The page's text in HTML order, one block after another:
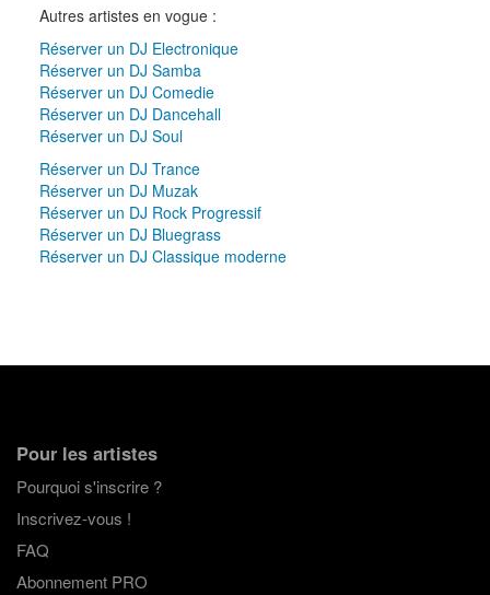
Autres artistes en vogue :
Réserver un DJ Electronique
Réserver un DJ Samba
Réserver un DJ Comedie
Réserver un DJ Dancehall
Réserver un DJ Soul
Réserver un DJ Trance
Réserver un DJ Muzak
Réserver un DJ Rock Progressif
Réserver un DJ Bluegrass
Réserver un DJ Classique moderne
Pour les artistes
Pourquoi s'inscrire ?
Inscrivez-vous !
FAQ
Abonnement PRO